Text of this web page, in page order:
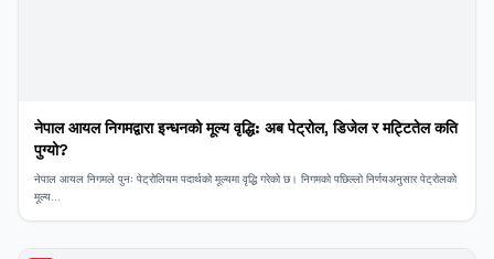
नेपाल आयल निगमद्वारा इन्धनको मूल्य वृद्धि: अब पेट्रोल, डिजेल र मट्टितेल कति
पुग्यो?
नेपाल आयल निगमले पुनः पेट्रोलियम पदार्थको मूल्यमा वृद्धि गरेको छ। निगमको पछिल्लो निर्णयअनुसार पेट्रोलको
मूल्य...